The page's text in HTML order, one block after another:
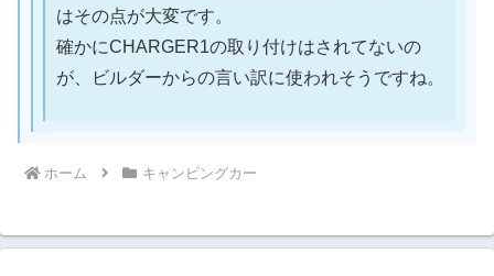
はその点が大変です。
確かにCHARGER1の取り付けはされてないの
が、ビルダーからの言い訳に使われそうですね。
ホーム キャンピングカー